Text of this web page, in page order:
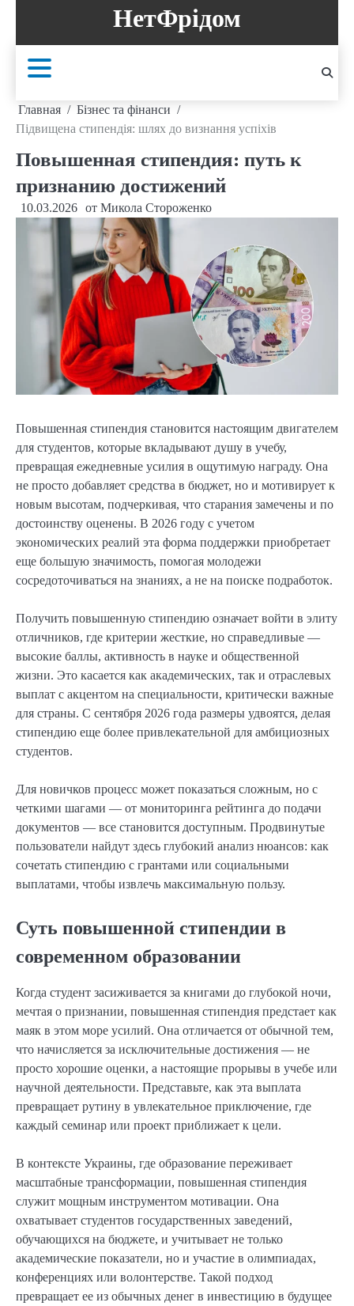
содержанию
НетФрідом
Главная
Бізнес та фінанси
Підвищена стипендія: шлях до визнання успіхів
Повышенная стипендия: путь к
признанию достижений
10.03.2026 от Микола Стороженко
Повышенная стипендия становится настоящим двигателем
для студентов, которые вкладывают душу в учебу,
превращая ежедневные усилия в ощутимую награду. Она
не просто добавляет средства в бюджет, но и мотивирует к
новым высотам, подчеркивая, что старания замечены и по
достоинству оценены. В 2026 году с учетом
экономических реалий эта форма поддержки приобретает
еще большую значимость, помогая молодежи
сосредоточиваться на знаниях, а не на поиске подработок.
Получить повышенную стипендию означает войти в элиту
отличников, где критерии жесткие, но справедливые —
высокие баллы, активность в науке и общественной
жизни. Это касается как академических, так и отраслевых
выплат с акцентом на специальности, критически важные
для страны. С сентября 2026 года размеры удвоятся, делая
стипендию еще более привлекательной для амбициозных
студентов.
Для новичков процесс может показаться сложным, но с
четкими шагами — от мониторинга рейтинга до подачи
документов — все становится доступным. Продвинутые
пользователи найдут здесь глубокий анализ нюансов: как
сочетать стипендию с грантами или социальными
выплатами, чтобы извлечь максимальную пользу.
Суть повышенной стипендии в
современном образовании
Когда студент засиживается за книгами до глубокой ночи,
мечтая о признании, повышенная стипендия предстает как
маяк в этом море усилий. Она отличается от обычной тем,
что начисляется за исключительные достижения — не
просто хорошие оценки, а настоящие прорывы в учебе или
научной деятельности. Представьте, как эта выплата
превращает рутину в увлекательное приключение, где
каждый семинар или проект приближает к цели.
В контексте Украины, где образование переживает
масштабные трансформации, повышенная стипендия
служит мощным инструментом мотивации. Она
охватывает студентов государственных заведений,
обучающихся на бюджете, и учитывает не только
академические показатели, но и участие в олимпиадах,
конференциях или волонтерстве. Такой подход
превращает ее из обычных денег в инвестицию в будущее